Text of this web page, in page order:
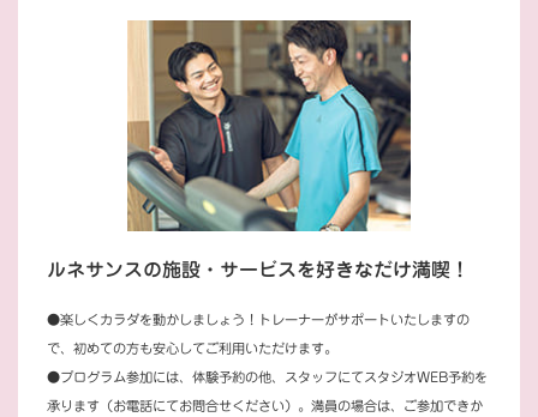
ルネサンスの施設・サービスを好きなだけ満喫！
●楽しくカラダを動かしましょう！トレーナーがサポートいたしますの
で、初めての方も安心してご利用いただけます。
●プログラム参加には、体験予約の他、スタッフにてスタジオWEB予約を
承ります（お電話にてお問合せください）。満員の場合は、ご参加できか